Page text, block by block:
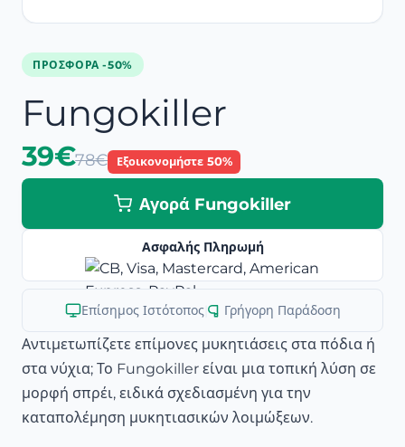
ΠΡΟΣΦΟΡΆ -50%
Fungokiller
39€78€ Εξοικονομήστε 50%
Αγορά Fungokiller
Ασφαλής Πληρωμή
Επίσημος Ιστότοπος| Γρήγορη Παράδοση
Αντιμετωπίζετε επίμονες μυκητιάσεις στα πόδια ή
στα νύχια; Το Fungokiller είναι μια τοπική λύση σε
μορφή σπρέι, ειδικά σχεδιασμένη για την
καταπολέμηση μυκητιασικών λοιμώξεων.